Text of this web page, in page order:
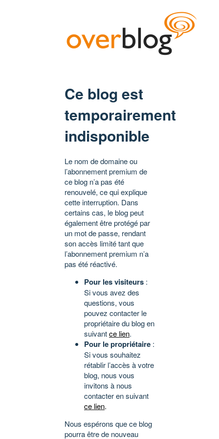
Ce blog est
temporairement
indisponible
Le nom de domaine ou
l’abonnement premium de
ce blog n’a pas été
renouvelé, ce qui explique
cette interruption. Dans
certains cas, le blog peut
également être protégé par
un mot de passe, rendant
son accès limité tant que
l’abonnement premium n’a
pas été réactivé.
Pour les visiteurs :
Si vous avez des
questions, vous
pouvez contacter le
propriétaire du blog en
suivantce lien.
Pour le propriétaire :
Si vous souhaitez
rétablir l’accès à votre
blog, nous vous
invitons à nous
contacter en suivant
ce lien.
Nous espérons que ce blog
pourra être de nouveau